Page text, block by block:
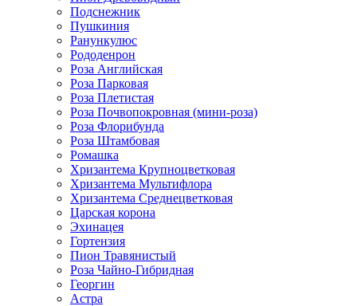
Подснежник
Пушкиния
Ранункулюс
Рододенрон
Роза Английская
Роза Парковая
Роза Плетистая
Роза Почвопокровная (мини-роза)
Роза Флорибунда
Роза Штамбовая
Ромашка
Хризантема Крупноцветковая
Хризантема Мультифлора
Хризантема Среднецветковая
Царская корона
Эхинацея
Гортензия
Пион Травянистый
Роза Чайно-Гибридная
Георгин
Астра